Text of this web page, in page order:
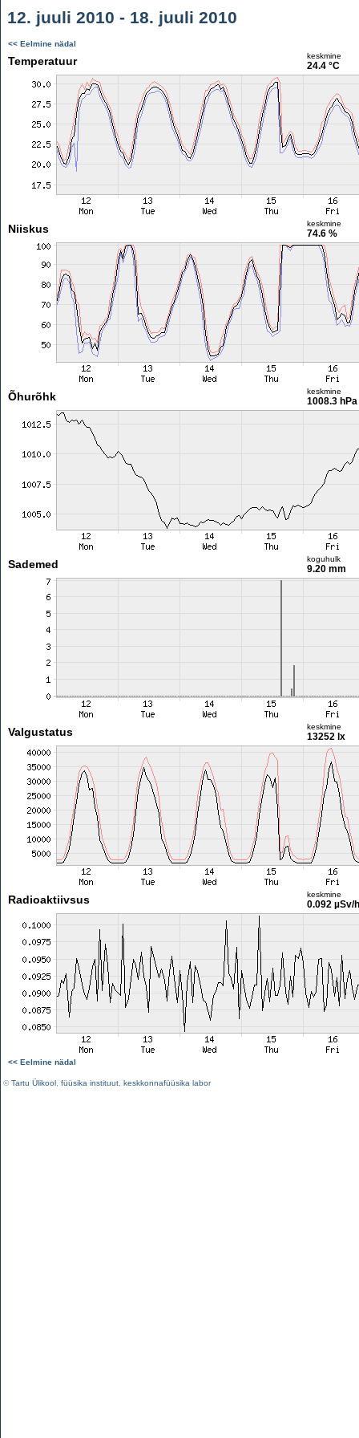
12. juuli 2010 - 18. juuli 2010
<< Eelmine nädal
Temperatuur keskmine
24.4 °C
Niiskus keskmine
74.6 %
Õhurõhk keskmine
1008.3 hPa
Sademed koguhulk
9.20 mm
Valgustatus keskmine
13252 lx
Radioaktiivsus keskmine
0.092 µSv/h
<< Eelmine nädal
©Tartu Ülikool füüsika instituut keskkonnafüüsika labor